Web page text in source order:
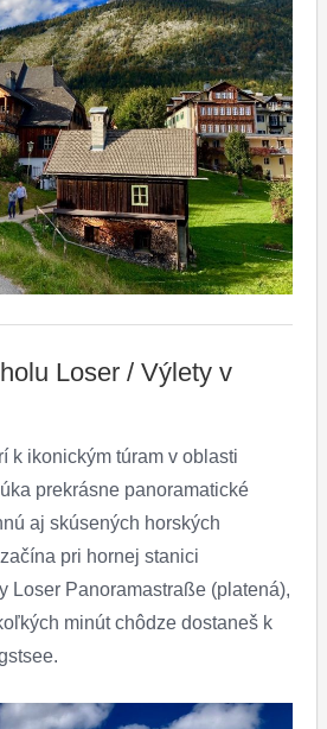
Loser / Výlety v
k ikonickým túram v oblasti
prekrásne panoramatické
aj skúsených horských
pri hornej stanici
Loser Panoramastraße (platená),
minút chôdze dostaneš k